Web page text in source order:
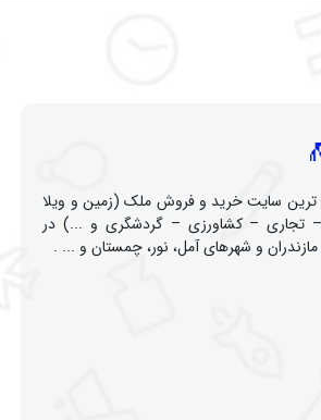
سایت خرید و فروش ملک (زمین و ویلا
– تجاری – کشاورزی – گردشگری و ...) در
و شهرهای آمل، نور، چمستان و ... .